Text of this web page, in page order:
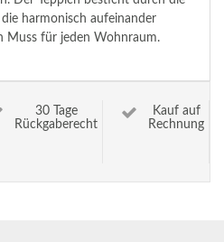
harmonisch aufeinander
Muss für jeden Wohnraum.
30 Tage
Rückgaberecht
Kauf auf
Rechnung